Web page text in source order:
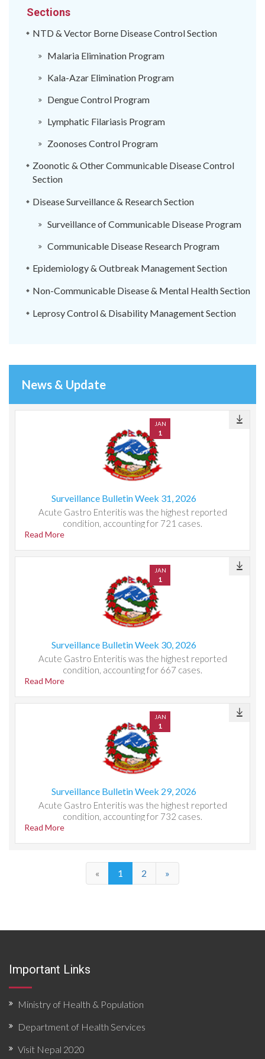
Sections
NTD & Vector Borne Disease Control Section
Malaria Elimination Program
Kala-Azar Elimination Program
Dengue Control Program
Lymphatic Filariasis Program
Zoonoses Control Program
Zoonotic & Other Communicable Disease Control
Section
Disease Surveillance & Research Section
Surveillance of Communicable Disease Program
Communicable Disease Research Program
Epidemiology & Outbreak Management Section
Non-Communicable Disease & Mental Health Section
Leprosy Control & Disability Management Section
News & Update
JAN
1
Surveillance Bulletin Week 31, 2026
Acute Gastro Enteritis was the highest reported
condition, accounting for 721 cases.
Read More
JAN
1
Surveillance Bulletin Week 30, 2026
Acute Gastro Enteritis was the highest reported
condition, accounting for 667 cases.
Read More
JAN
1
Surveillance Bulletin Week 29, 2026
Acute Gastro Enteritis was the highest reported
condition, accounting for 732 cases.
Read More
« 1 2 »
Important Links
Ministry of Health & Population
Department of Health Services
Visit Nepal 2020